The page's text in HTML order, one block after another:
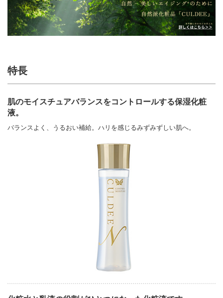
特長
肌のモイスチュアバランスをコントロールする保湿化粧
液。
バランスよく、うるおい補給。ハリを感じるみずみずしい肌へ。